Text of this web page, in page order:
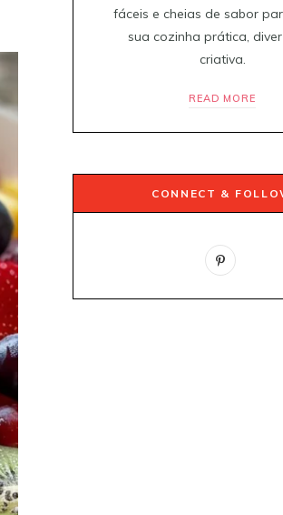
fáceis e cheias de sabor
sua cozinha prática,
criativa.
READ MORE
CONNECT &
P